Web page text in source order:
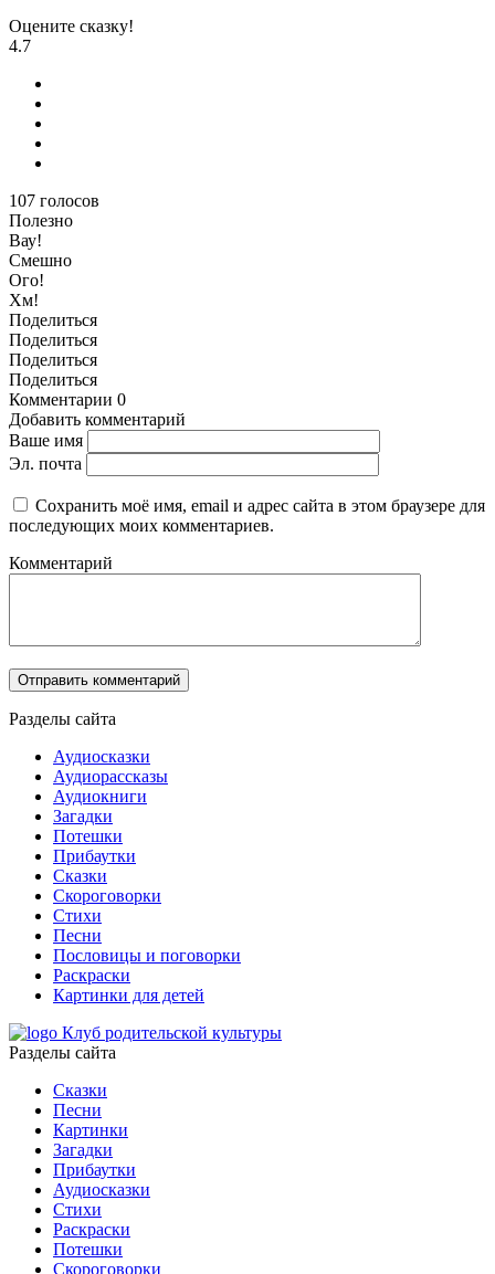
Оцените сказку!
4.7
107 голосов
Полезно
Вау!
Смешно
Ого!
Хм!
Поделиться
Поделиться
Поделиться
Поделиться
Комментарии 0
Добавить комментарий
Ваше имя
Эл. почта
Сохранить моё имя, email и адрес сайта в этом браузере для
последующих моих комментариев.
Комментарий
Разделы сайта
Аудиосказки
Аудиорассказы
Аудиокниги
Загадки
Потешки
Прибаутки
Сказки
Скороговорки
Стихи
Песни
Пословицы и поговорки
Раскраски
Картинки для детей
Клуб родительской культуры
Разделы сайта
Сказки
Песни
Картинки
Загадки
Прибаутки
Аудиосказки
Стихи
Раскраски
Потешки
Скороговорки